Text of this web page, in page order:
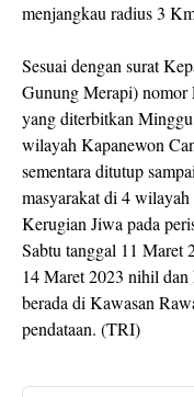
menjangkau radius 3
Sesuai dengan surat
Gunung Merapi)
yang diterbitkan
wilayah Kapanewon
sementara ditutup
masyarakat di 4
Kerugian Jiwa pada
Sabtu tanggal 11 Maret
14 Maret 2023 nihil dan
berada di Kawasan
pendataan. (TRI)